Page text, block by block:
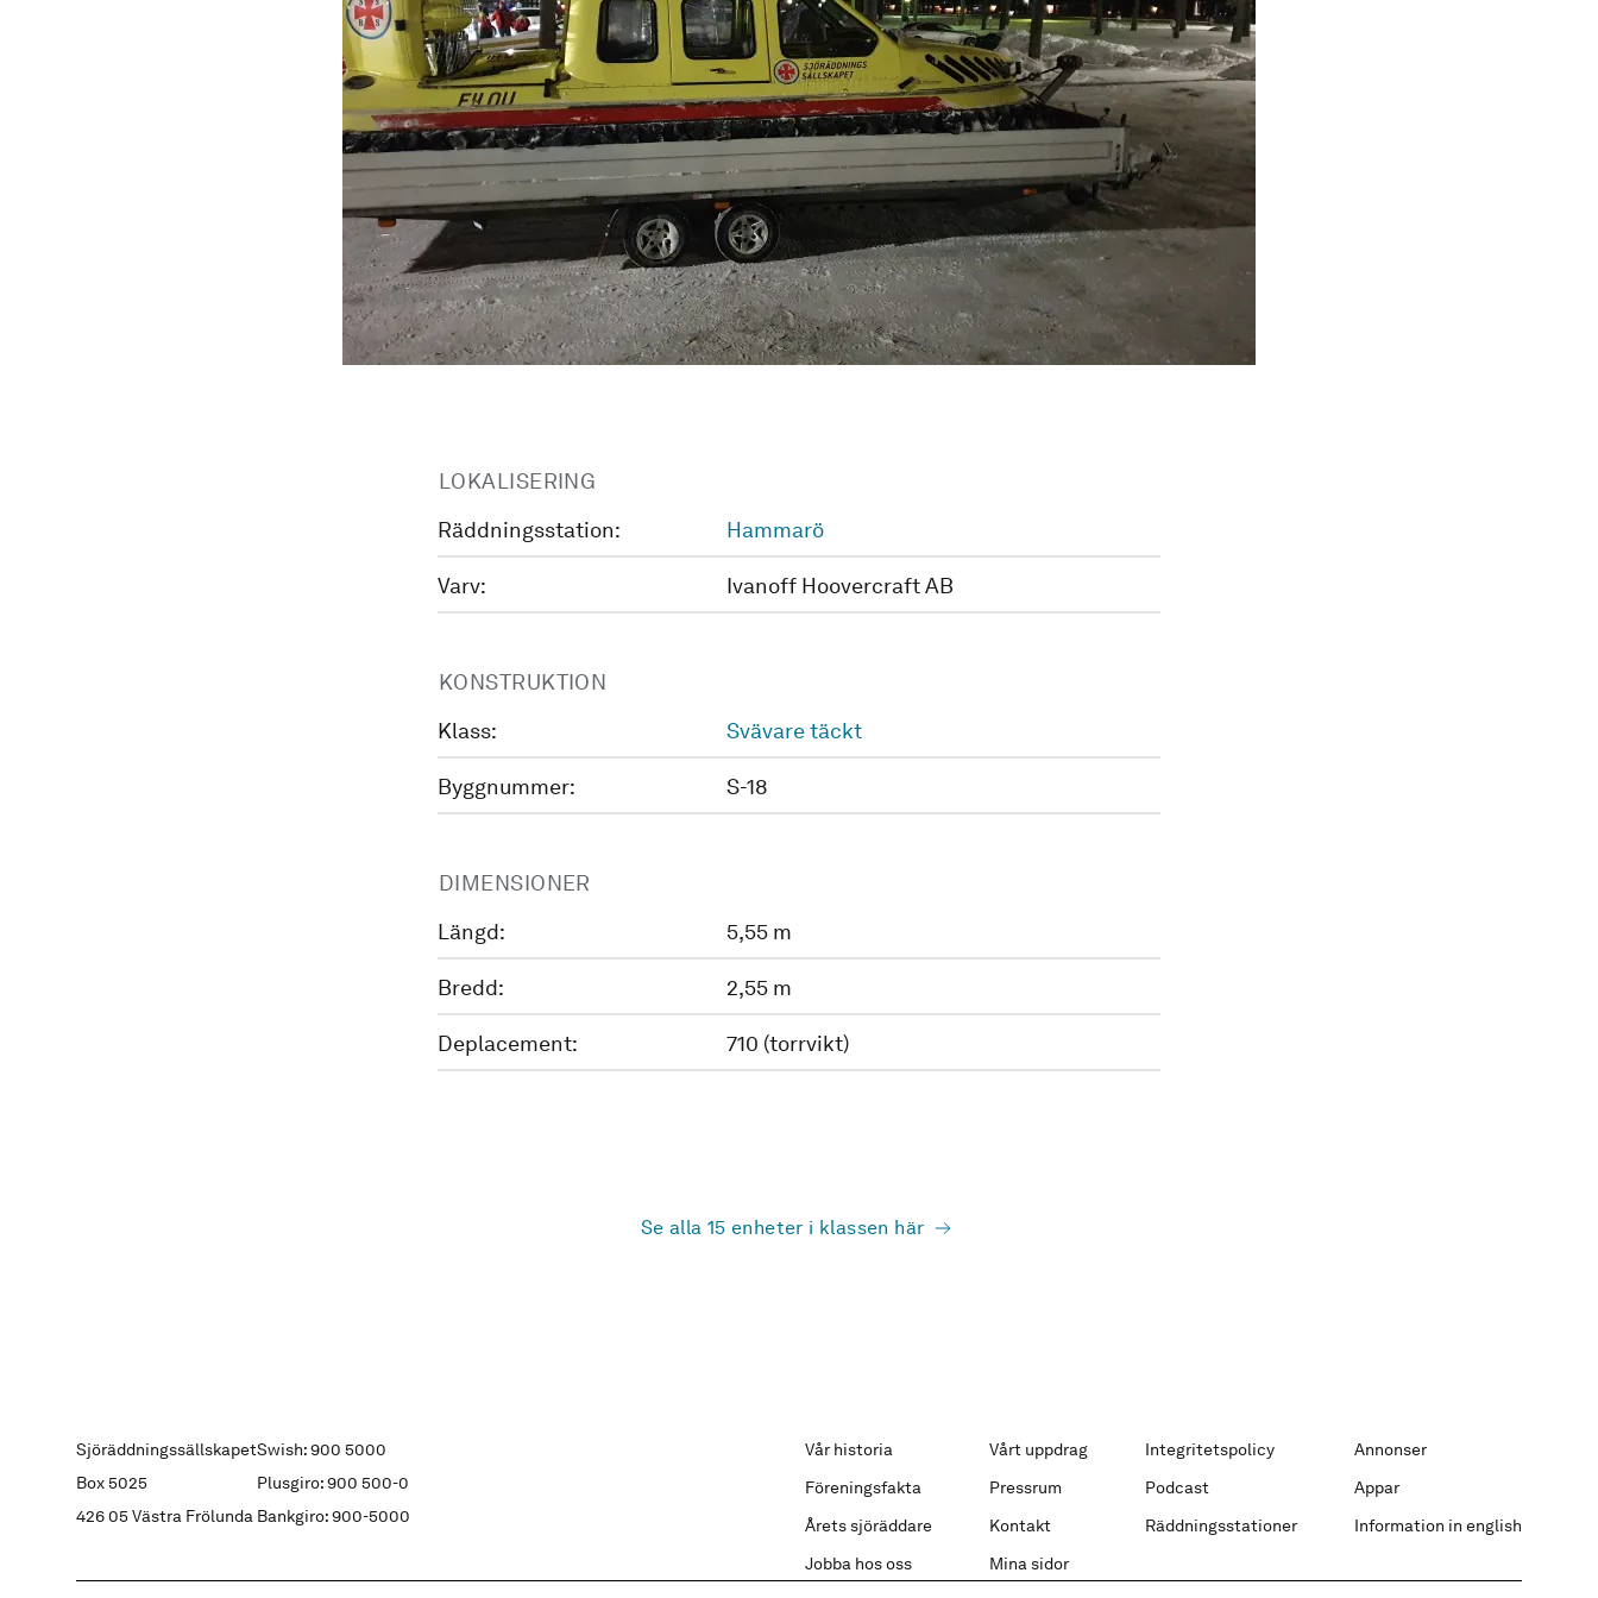
LOKALISERING
Räddningsstation:
Hammarö
Varv: Ivanoff Hoovercraft AB
KONSTRUKTION
Klass:
Svävare täckt
Byggnummer: S-18
DIMENSIONER
Längd:
5,55 m
Bredd: 2,55 m
Deplacement: 710 (torrvikt)
Se alla 15 enheter i klassen här
Sjöräddningssällskapet
Box 5025
426 05 Västra Frölunda
Swish: 900 5000
Plusgiro: 900 500-0
Bankgiro: 900-5000
Vår historia Vårt uppdrag Integritetspolicy
Annonser
Föreningsfakta
Pressrum Podcast
Appar
Årets sjöräddare
Kontakt Räddningsstationer
Information in english
Jobba hos oss
Mina sidor